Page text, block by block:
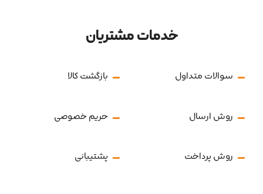
خدمات مشتریان
سوالات متداول بازگشت کالا
روش ارسال حریم خصوصی
روش پرداخت پشتیبانی